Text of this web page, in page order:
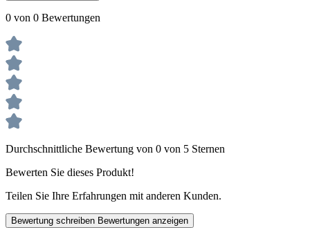
0 von 0 Bewertungen
Durchschnittliche Bewertung von 0 von 5 Sternen
Bewerten Sie dieses Produkt!
Teilen Sie Ihre Erfahrungen mit anderen Kunden.
Bewertung schreiben Bewertungen anzeigen